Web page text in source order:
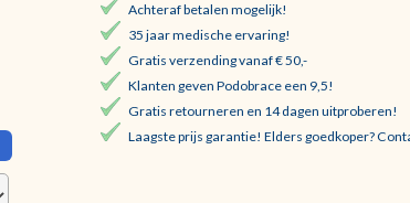
Achteraf betalen mogelijk!
35 jaar medische ervaring!
Gratis verzending vanaf € 50,-
Klanten geven Podobrace een 9,5!
Gratis retourneren en 14 dagen uitproberen!
Laagste prijs garantie! Elders goedkoper?